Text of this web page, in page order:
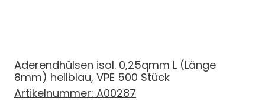
Aderendhülsen isol. 0,25qmm L (Länge
8mm) hellblau, VPE 500 Stück
Artikelnummer: A00287